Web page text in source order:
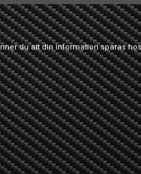
du att din information sparas